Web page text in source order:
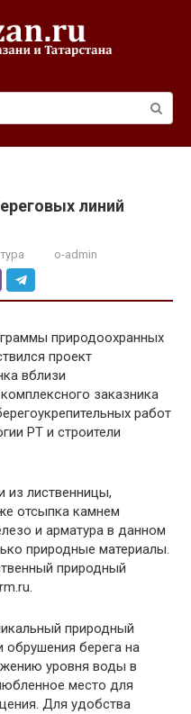
линий
o-admin
природоохранных
проект
вблизи
заказника
работ
РТ и строители
из лиственницы,
отсыпка камнем
и арматура в данном
природные материалы.
природный
природный
обрушения берега на
уровня воды в
место для
Для удобства